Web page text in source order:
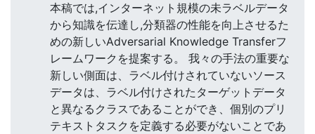
本稿では,インターネット規模の未ラベルデータ
から知識を伝達し,分類器の性能を向上させるた
めの新しいAdversarial Knowledge Transferフ
レームワークを提案する。 我々の手法の重要な
新しい側面は、ラベル付けされていないソース
データは、ラベル付けされたターゲットデータ
と異なるクラスであることができ、個別のプリ
テキストタスクを定義する必要がないことであ